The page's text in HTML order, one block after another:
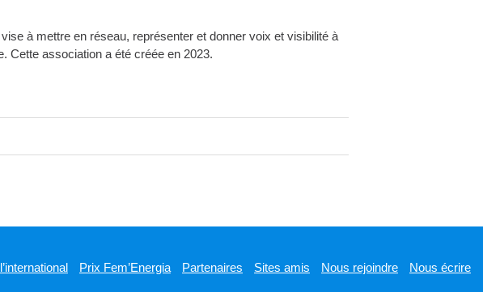
à mettre en réseau, représenter et donner voix et visibilité à
Cette association a été créée en 2023.
Prix Fem’Energia Partenaires Sites amis Nous rejoindre Nous écrire